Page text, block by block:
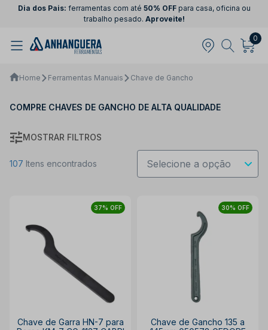
Dia dos Pais: ferramentas com até 50% OFFpara casa, oficina ou
trabalho pesado. Aproveite!
0
Home Ferramentas Manuais Chave de Gancho
COMPRE CHAVES DE GANCHO DE ALTA QUALIDADE
MOSTRAR FILTROS
107 Itens encontrados
37% OFF
Chave de Garra HN-7 para
30% OFF
Chave de Gancho 135 a